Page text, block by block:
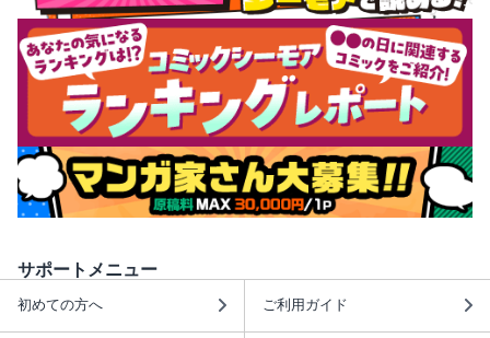
サポートメニュー
初めての方へ ご利用ガイド